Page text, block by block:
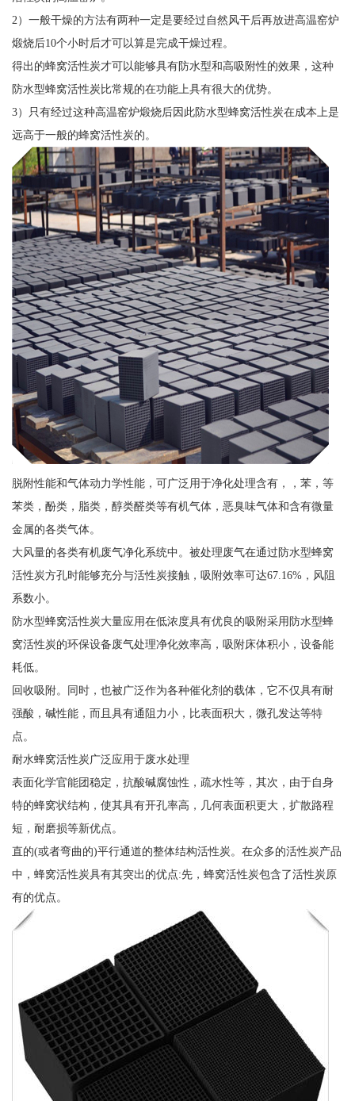
2）一般干燥的方法有两种一定是要经过自然风干后再放进高温窑炉
煅烧后10个小时后才可以算是完成干燥过程。
得出的蜂窝活性炭才可以能够具有防水型和高吸附性的效果，这种
防水型蜂窝活性炭比常规的在功能上具有很大的优势。
3）只有经过这种高温窑炉煅烧后因此防水型蜂窝活性炭在成本上是
远高于一般的蜂窝活性炭的。
脱附性能和气体动力学性能，可广泛用于净化处理含有，，苯，等
苯类，酚类，脂类，醇类醛类等有机气体，恶臭味气体和含有微量
金属的各类气体。
大风量的各类有机废气净化系统中。被处理废气在通过防水型蜂窝
活性炭方孔时能够充分与活性炭接触，吸附效率可达67.16%，风阻
系数小。
防水型蜂窝活性炭大量应用在低浓度具有优良的吸附采用防水型蜂
窝活性炭的环保设备废气处理净化效率高，吸附床体积小，设备能
耗低。
回收吸附。同时，也被广泛作为各种催化剂的载体，它不仅具有耐
强酸，碱性能，而且具有通阻力小，比表面积大，微孔发达等特
点。
耐水蜂窝活性炭广泛应用于废水处理
表面化学官能团稳定，抗酸碱腐蚀性，疏水性等，其次，由于自身
特的蜂窝状结构，使其具有开孔率高，几何表面积更大，扩散路程
短，耐磨损等新优点。
直的(或者弯曲的)平行通道的整体结构活性炭。在众多的活性炭产品
中，蜂窝活性炭具有其突出的优点:先，蜂窝活性炭包含了活性炭原
有的优点。